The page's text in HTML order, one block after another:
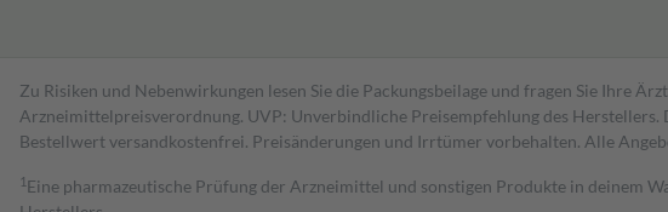
Zu Risiken und Nebenwirkungen lesen Sie die Packungsbeilage und fragen Sie Ihre
Arzneimittelpreisverordnung. UVP: Unverbindliche Preisempfehlung des Herstellers.
Bestell­wert versand­kosten­frei. Preisänderungen und Irrtümer vorbehalten. Alle
1 Eine pharmazeutische Prüfung der Arzneimittel und sonstigen Produkte in deinem